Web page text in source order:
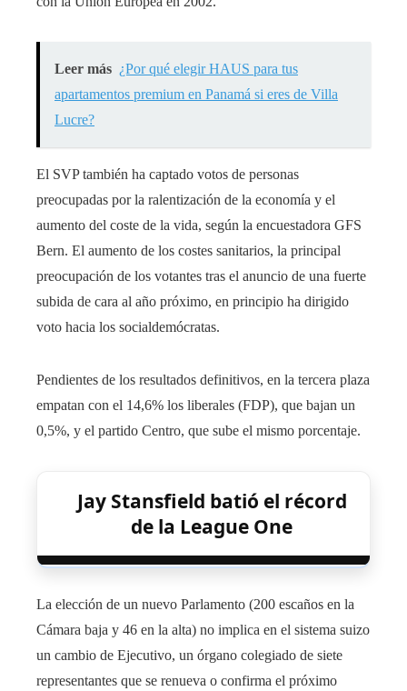
Leer más ¿Por qué elegir HAUS para tus
apartamentos premium en Panamá si eres de Villa
Lucre?
El SVP también ha captado votos de personas
preocupadas por la ralentización de la economía y el
aumento del coste de la vida, según la encuestadora GFS
Bern. El aumento de los costes sanitarios, la principal
preocupación de los votantes tras el anuncio de una fuerte
subida de cara al año próximo, en principio ha dirigido
voto hacia los socialdemócratas.
Pendientes de los resultados definitivos, en la tercera plaza
empatan con el 14,6% los liberales (FDP), que bajan un
0,5%, y el partido Centro, que sube el mismo porcentaje.
Jay Stansfield batió el récord
de la League One
La elección de un nuevo Parlamento (200 escaños en la
Cámara baja y 46 en la alta) no implica en el sistema suizo
un cambio de Ejecutivo, un órgano colegiado de siete
representantes que se renueva o confirma el próximo